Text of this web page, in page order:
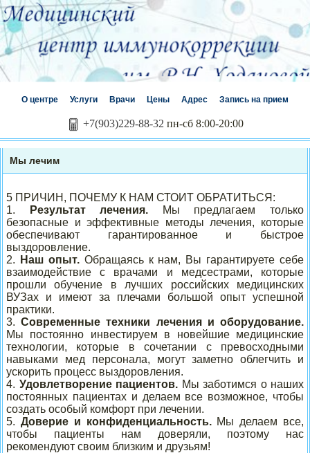
О центре Услуги Врачи Цены Адрес Запись на прием
+7(903)229-88-32 пн-сб 8:00-20:00
Мы лечим
5 ПРИЧИН, ПОЧЕМУ К НАМ СТОИТ ОБРАТИТЬСЯ:
1.
Результат лечения. Мы предлагаем только
безопасные и эффективные методы лечения, которые
обеспечивают гарантированное и быстрое
выздоровление.
2.
Наш опыт.Обращаясь к нам, Вы гарантируете себе
взаимодействие с врачами и медсестрами, которые
прошли обучение в лучших российских медицинских
ВУЗах и имеют за плечами большой опыт успешной
практики.
3.Современные техники лечения и оборудование.
Мы постоянно инвестируем в новейшие медицинские
технологии, которые в сочетании с превосходными
навыками мед персонала, могут заметно облегчить и
ускорить процесс выздоровления.
4. Удовлетворение пациентов. Мы заботимся о наших
постоянных пациентах и делаем все возможное, чтобы
создать особый комфорт при лечении.
5. Доверие и конфиденциальность.Мы делаем все,
чтобы пациенты нам доверяли, поэтому нас
рекомендуют своим близким и друзьям!